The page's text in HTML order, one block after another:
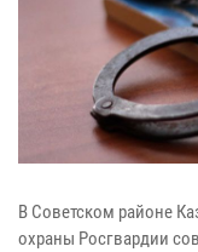
В Советском районе
охраны Росгвардии